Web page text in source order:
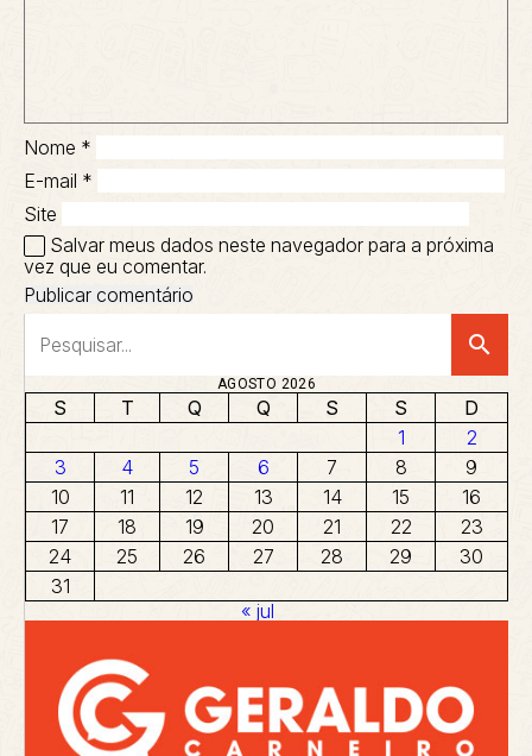
Nome *
E-mail *
Site
Salvar meus dados neste navegador para a próxima
vez que eu comentar.
search
AGOSTO 2026
S T Q Q S S
D
1
2
3
4 5 6 7 8
9
10
11 12 13 14 15
16
17
18 19 20 21 22
23
24
25 26 27 28 29
30
31
« jul